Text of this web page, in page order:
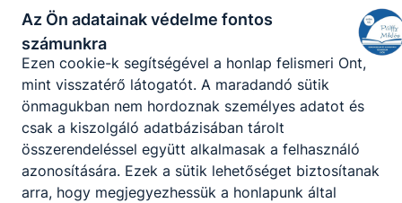
Impresszum
Főoldal / Impresszum
Az Ön adatainak védelme fontos
számunkra
elhagyását követően is tárolódnak a számítógépen,
notebookon vagy mobileszközön.
Ezen cookie-k segítségével a honlap felismeri Önt,
mint visszatérő látogatót. A maradandó sütik
önmagukban nem hordoznak személyes adatot és
csak a kiszolgáló adatbázisában tárolt
összerendeléssel együtt alkalmasak a felhasználó
azonosítására. Ezek a sütik lehetőséget biztosítanak
arra, hogy megjegyezhessük a honlapunk által